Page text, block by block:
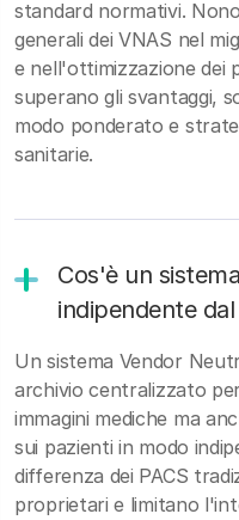
standard normativi.
generali dei VNAS nel
e nell'ottimizzazione dei
superano gli svantaggi,
modo ponderato e
sanitarie.
Cos'è un
indipendente
Un sistema Vendor
archivio centralizzato
immagini mediche ma
sui pazienti in modo
differenza dei PACS
proprietari e limitano